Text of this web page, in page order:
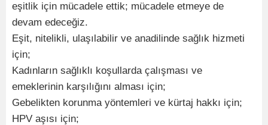
eşitlik için mücadele ettik; mücadele etmeye de
devam edeceğiz.
Eşit, nitelikli, ulaşılabilir ve anadilinde sağlık hizmeti
için;
Kadınların sağlıklı koşullarda çalışması ve
emeklerinin karşılığını alması için;
Gebelikten korunma yöntemleri ve kürtaj hakkı için;
HPV aşısı için;